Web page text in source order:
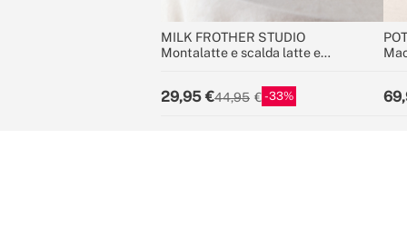
MILK FROTHER STUDIO
Montalatte e scalda latte e
29,95 44,95 33